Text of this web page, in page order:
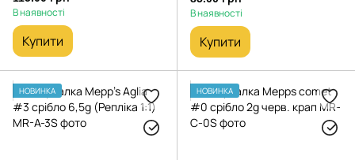
В наявності
Купити
В наявності
Купити
НОВИНКА НОВИНКА